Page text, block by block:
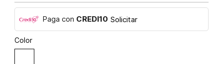
Paga con CREDI10 Solicitar
Color